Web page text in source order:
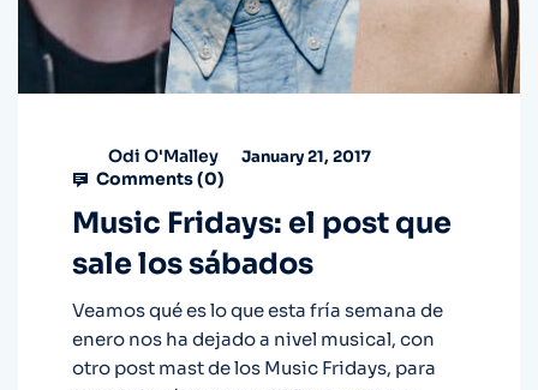
Odi O'Malley January 21, 2017
Comments (0)
Music Fridays: el post que
sale los sábados
Veamos qué es lo que esta fría semana de
enero nos ha dejado a nivel musical, con
otro post mast de los Music Fridays, para